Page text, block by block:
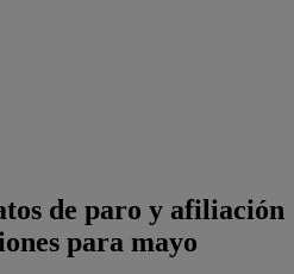
de paro y afiliación
para mayo